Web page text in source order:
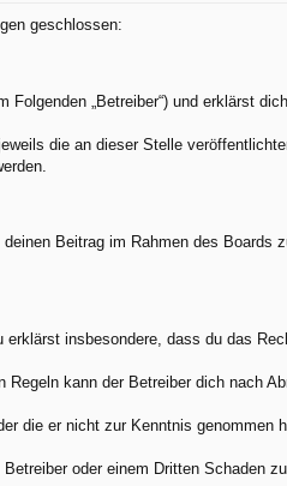
geschlossen:
„Betreiber“) und erklärst
die an dieser Stelle
Beitrag im Rahmen des Boards
insbesondere, dass du das
kann der Betreiber dich nach
die er nicht zur Kenntnis genommen
oder einem Dritten Schaden